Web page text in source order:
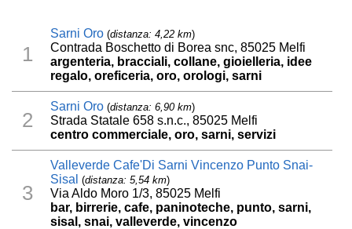
1
Sarni Oro (distanza: 4,22 km)
Contrada Boschetto di Borea snc, 85025 Melfi
argenteria, bracciali, collane, gioielleria, idee
regalo, oreficeria, oro, orologi, sarni
2
Sarni Oro (distanza: 6,90 km)
Strada Statale 658 s.n.c., 85025 Melfi
centro commerciale, oro, sarni, servizi
3
Valleverde Cafe'Di Sarni Vincenzo Punto Snai-
Sisal (distanza: 5,54 km)
Via Aldo Moro 1/3, 85025 Melfi
bar, birrerie, cafe, paninoteche, punto, sarni,
sisal, snai, valleverde, vincenzo